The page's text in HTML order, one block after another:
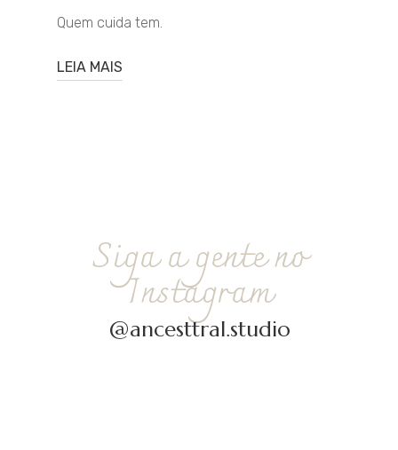
Quem cuida tem.
LEIA MAIS
Siga a gente no
Instagram
@ancesttral.studio